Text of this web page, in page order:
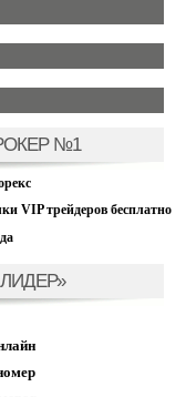
№1
VIP трейдеров бесплатно